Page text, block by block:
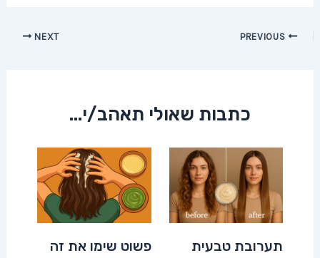
Post
NEXT
כתבות שאולי תאהב/י...
תערובת טבעית
פשוט שימו את זה